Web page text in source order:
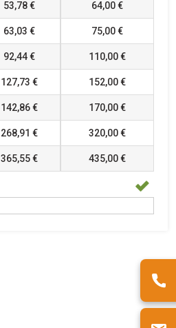
53,78 € 64,00 €
63,03 € 75,00 €
92,44 € 110,00 €
127,73 € 152,00 €
142,86 € 170,00 €
268,91 € 320,00 €
365,55 € 435,00 €